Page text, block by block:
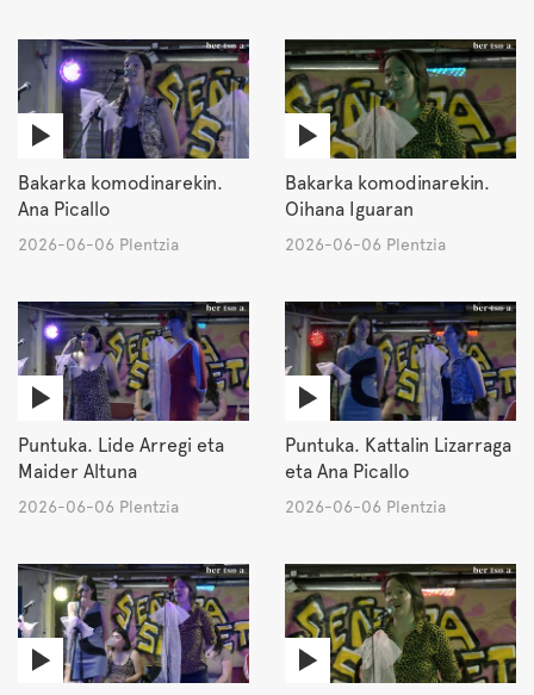
Bakarka komodinarekin.
Ana Picallo
2026-06-06 Plentzia
Bakarka komodinarekin.
Oihana Iguaran
2026-06-06 Plentzia
Puntuka. Lide Arregi eta
Maider Altuna
2026-06-06 Plentzia
Puntuka. Kattalin Lizarraga
eta Ana Picallo
2026-06-06 Plentzia